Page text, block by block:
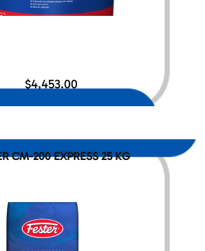
$4,453.00
CM-200 EXPRESS 25 KG